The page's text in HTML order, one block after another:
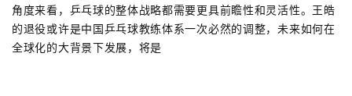
角度来看，乒乓球的整体战略都需要更具前瞻性和灵活性。王皓
的退役或许是中国乒乓球教练体系一次必然的调整，未来如何在
全球化的大背景下发展，将是